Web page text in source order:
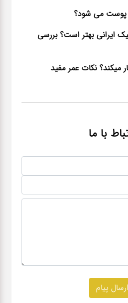
پوست می شود؟
ایرانی بهتر است؟ بررسی
میکند؟ نکات عمر مفید
با ما